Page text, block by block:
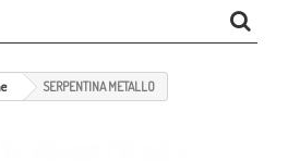
SERPENTINA METALLO